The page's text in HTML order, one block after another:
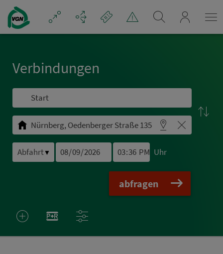
Navigation überspringen
Ver­bin­dungen
▼ Uhr
abfragen